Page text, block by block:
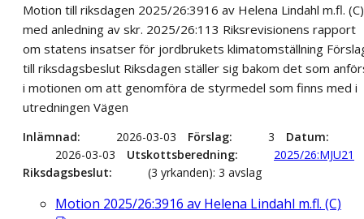
Motion till riksdagen 2025/26:3916 av Helena Lindahl m.fl. (C)
med anledning av skr. 2025/26:113 Riksrevisionens rapport
om statens insatser för jordbrukets klimatomställning
till riksdagsbeslut Riksdagen ställer sig bakom det som
i motionen om att genomföra de styrmedel som finns med i
utredningen Vägen
Inlämnad 2026-03-03 Förslag 3
Datum
2026-03-03
Utskottsberedning
2025/26:MJU21
Riksdagsbeslut
(3 yrkanden): 3 avslag
Motion 2025/26:3916 av Helena Lindahl m.fl. (C)